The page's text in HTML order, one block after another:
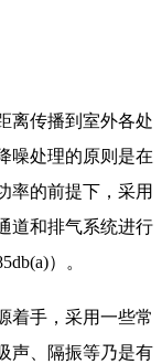
传播到室外各处
噪处理的原则是在
率的前提下，采用
道和排气系统进行
）。
手，采用一些常
声、隔振等乃是有